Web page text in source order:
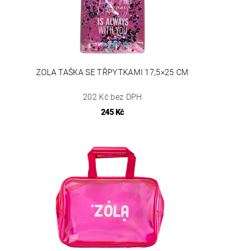
ZOLA TAŠKA SE TŘPYTKAMI 17,5×25 CM
202 Kč bez DPH
245 Kč